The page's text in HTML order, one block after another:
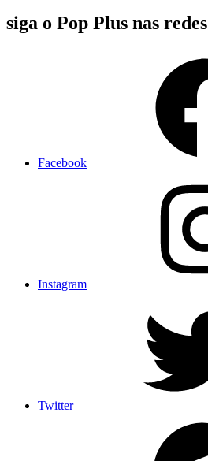
siga o Pop Plus nas redes
Facebook
Instagram
Twitter